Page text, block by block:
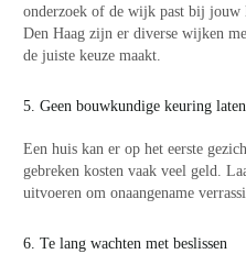
onderzoek of de wijk past bij jouw
Den Haag zijn er diverse wijken
de juiste keuze maakt.
5. Geen bouwkundige keuring
Een huis kan er op het eerste
gebreken kosten vaak veel geld.
uitvoeren om onaangename
6. Te lang wachten met beslissen